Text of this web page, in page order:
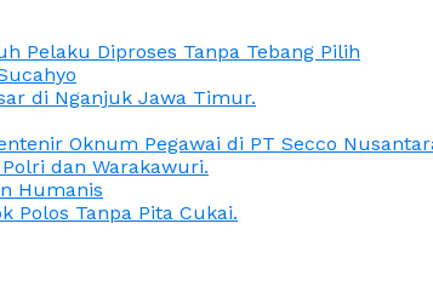
Pelaku Diproses Tanpa Tebang Pilih
di Nganjuk Jawa Timur.
Oknum Pegawai di PT Secco
dan Warakawuri.
Humanis
Polos Tanpa Pita Cukai.